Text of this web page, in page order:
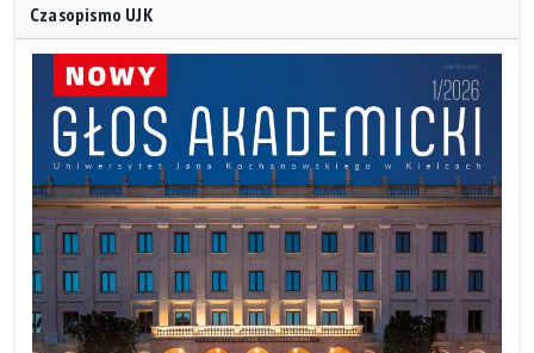
Czasopismo UJK